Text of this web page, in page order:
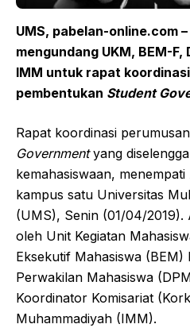
UMS, pabelan-online.com
mengundang UKM, BEM-F,
IMM untuk rapat
pembentukan Student
Rapat koordinasi
Governmentyang
kemahasiswaan,
kampus satu Universitas
(UMS), Senin (01/04/2019).
oleh Unit Kegiatan
Eksekutif Mahasiswa (BEM)
Perwakilan Mahasiswa
Koordinator Komisariat
Muhammadiyah (IMM).